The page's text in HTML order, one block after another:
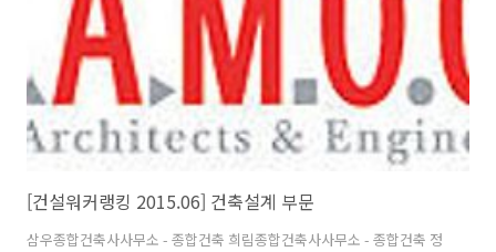
[건설워커랭킹 2015.06] 건축설계 부문
삼우종합건축사사무소 - 종합건축 희림종합건축사사무소 - 종합건축 정